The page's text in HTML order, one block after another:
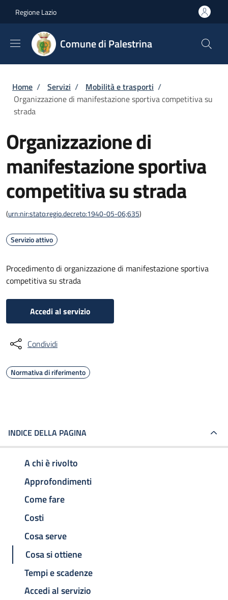
Regione Lazio
Comune di Palestrina
Briciole di pane
Home / Servizi / Mobilità e trasporti /
Organizzazione di manifestazione sportiva competitiva su
strada
Organizzazione di
manifestazione sportiva
competitiva su strada
(urn:nir:stato:regio.decreto:1940-05-06;635)
Servizio attivo
Procedimento di organizzazione di manifestazione sportiva
competitiva su strada
Accedi al servizio
Condividi
Normativa di riferimento
INDICE DELLA PAGINA
A chi è rivolto
Approfondimenti
Come fare
Costi
Cosa serve
Cosa si ottiene
Tempi e scadenze
Accedi al servizio